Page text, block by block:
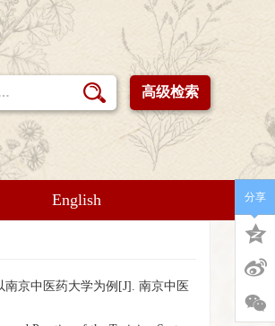
高级检索
English
京中医药大学为例[J]. 南京中医
分享